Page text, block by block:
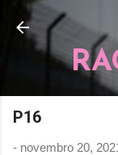
P16
- novembro 20,